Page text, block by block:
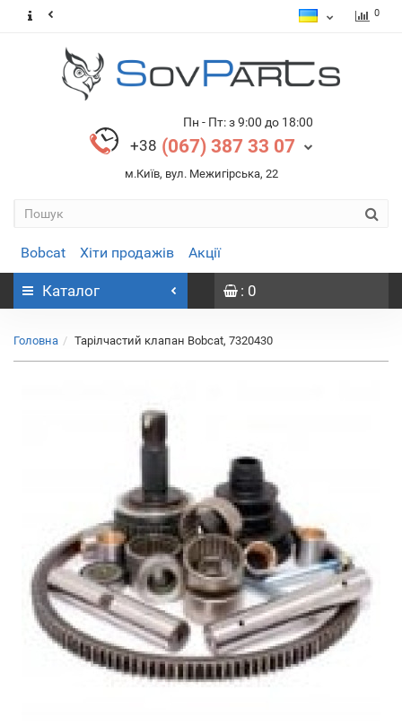
0
Пн - Пт: з 9:00 до 18:00
+38 (067) 387 33 07
м.Київ, вул. Межигірська, 22
Bobcat Хіти продажів Акції
Каталог : 0
Головна Тарілчастий клапан Bobcat, 7320430